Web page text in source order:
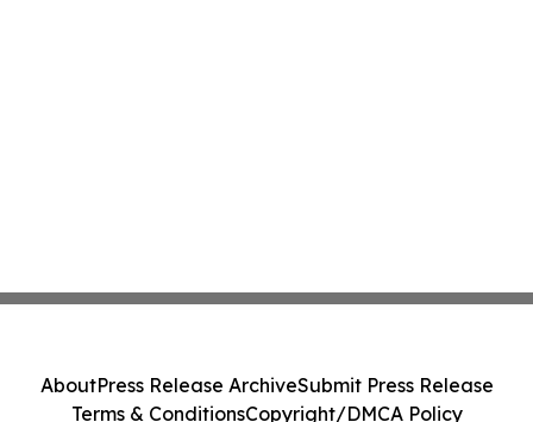
AboutPress Release ArchiveSubmit Press Release
Terms & ConditionsCopyright/DMCA Policy